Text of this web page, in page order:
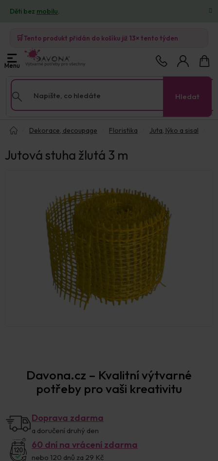
obsah
Děti bez mobilu.
🛒Tento produkt přidán do košíku již 13× tento týden
Hledat
košík
Dekorace, decoupage
Floristika Juta, lýko a sisal
Jutová stuha žlutá 3 m
Davona.cz – Kvalitní výtvarné
potřeby pro vaši kreativitu
Doprava zdarma
a doručení druhý den
60 dní na vrácení zdarma
nebo 120 dnů za 29 Kč